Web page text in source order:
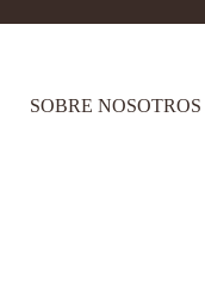
SOBRE NOSOTROS